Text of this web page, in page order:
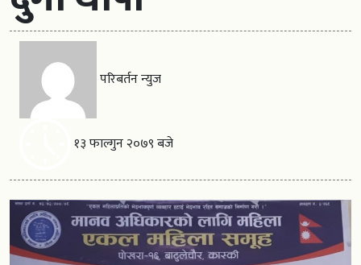
परिबर्तन न्युज
१३ फाल्गुन २०७९ बजे